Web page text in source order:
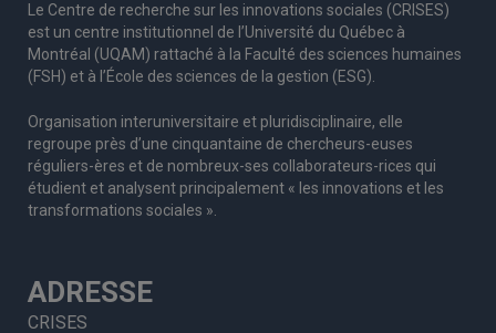
Le Centre de recherche sur les innovations sociales (CRISES)
est un centre institutionnel de l’Université du Québec à
Montréal (UQAM) rattaché à la Faculté des sciences humaines
(FSH) et à l’École des sciences de la gestion (ESG).
Organisation interuniversitaire et pluridisciplinaire, elle
regroupe près d’une cinquantaine de chercheurs-euses
réguliers-ères et de nombreux-ses collaborateurs-rices qui
étudient et analysent principalement « les innovations et les
transformations sociales ».
ADRESSE
CRISES